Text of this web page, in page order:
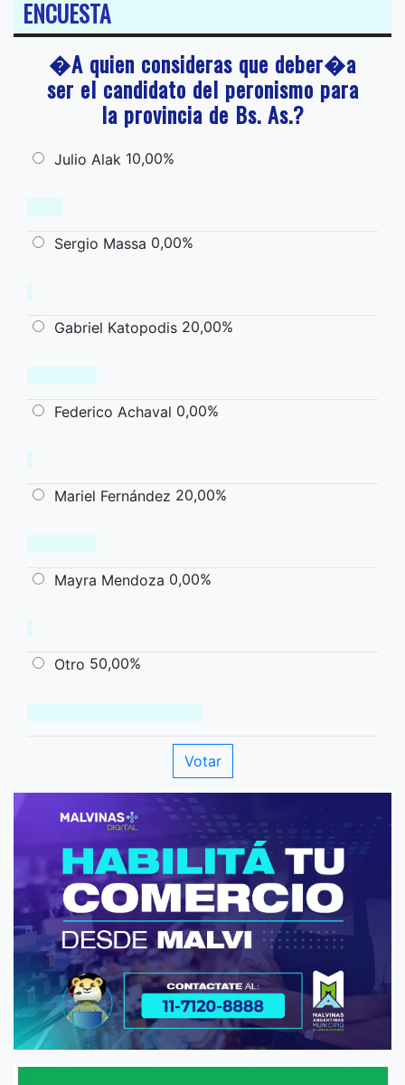
ENCUESTA
�A quien consideras que deber�a
ser el candidato del peronismo para
la provincia de Bs. As.?
Julio Alak 10,00%
Sergio Massa 0,00%
Gabriel Katopodis 20,00%
Federico Achaval 0,00%
Mariel Fernández 20,00%
Mayra Mendoza 0,00%
Otro 50,00%